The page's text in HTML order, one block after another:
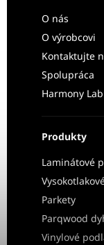
O nás
O výrobcovi
Kontaktujte
Spolupráca
Harmony Lab
Produkty
Laminátové
Parkety
Parqwood
Vinylové